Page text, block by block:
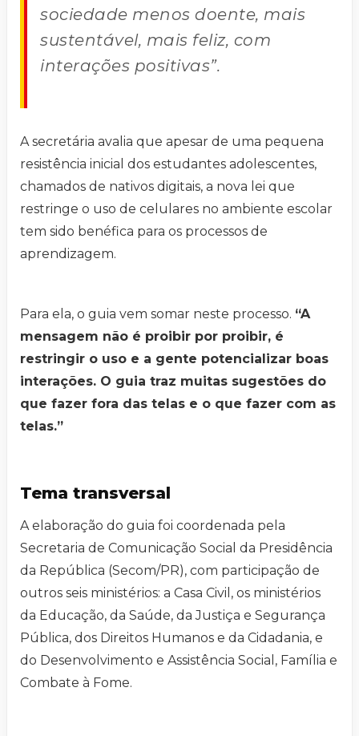
sociedade menos doente, mais
sustentável, mais feliz, com
interações positivas”.
A secretária avalia que apesar de uma pequena
resistência inicial dos estudantes adolescentes,
chamados de nativos digitais, a nova lei que
restringe o uso de celulares no ambiente escolar
tem sido benéfica para os processos de
aprendizagem.
Para ela, o guia vem somar neste processo. “A
mensagem não é proibir por proibir, é
restringir o uso e a gente potencializar boas
interações. O guia traz muitas sugestões do
que fazer fora das telas e o que fazer com as
telas.”
Tema transversal
A elaboração do guia foi coordenada pela
Secretaria de Comunicação Social da Presidência
da República (Secom/PR), com participação de
outros seis ministérios: a Casa Civil, os ministérios
da Educação, da Saúde, da Justiça e Segurança
Pública, dos Direitos Humanos e da Cidadania, e
do Desenvolvimento e Assistência Social, Família e
Combate à Fome.